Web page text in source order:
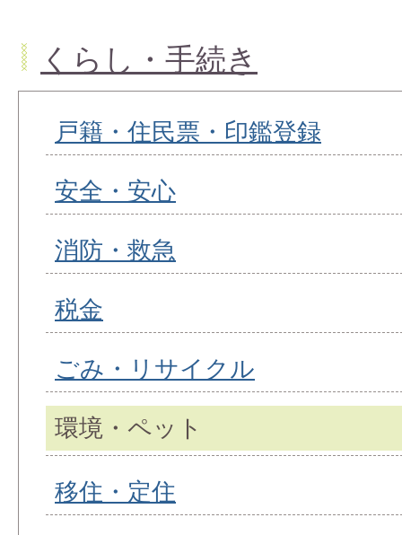
くらし・手続き
戸籍・住民票・印鑑登録
安全・安心
消防・救急
税金
ごみ・リサイクル
環境・ペット
移住・定住